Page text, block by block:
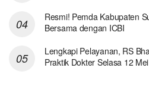
Resmi! Pemda Kabupaten
Bersama dengan ICBI
Lengkapi Pelayanan, RS
Praktik Dokter Selasa 12